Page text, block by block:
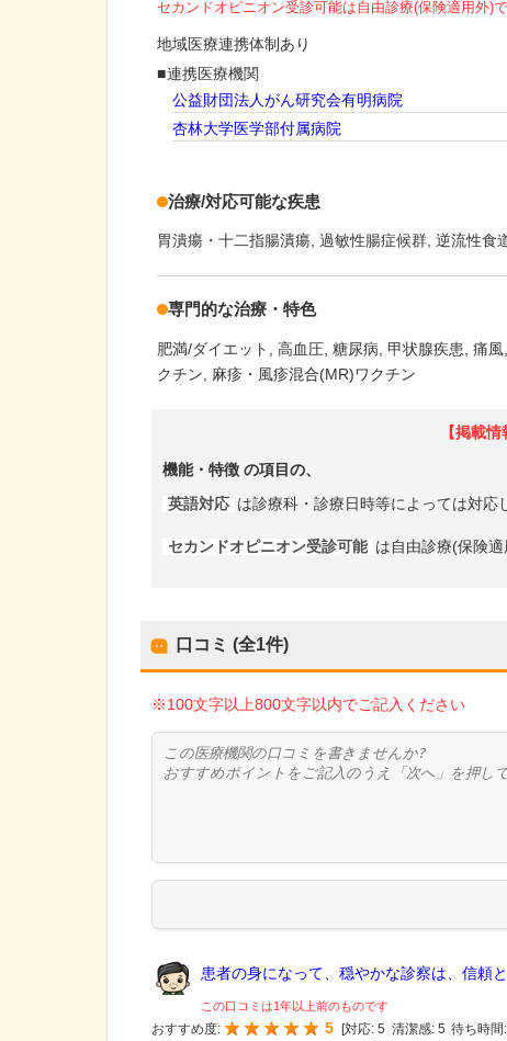
セカンドオピニオン受診可能は自由診療(保険適用外)
地域医療連携体制あり
連携医療機関
公益財団法人がん研究会有明病院
杏林大学医学部付属病院
治療/対応可能な疾患
胃潰瘍・十二指腸潰瘍 過敏性腸症候群 逆流性食
専門的な治療・特色
肥満/ダイエット 高血圧 糖尿病 甲状腺疾患 痛風
クチン
麻疹・風疹混合(MR)ワクチン
【掲載
機能・特徴 の項目の、
英語対応 は診療科・診療日時等によっては対応
セカンドオピニオン受診可能 は自由診療(保険
口コミ (全1件)
※100文字以上800文字以内でご記入ください
患者の身になって、穏やかな診察は、信頼
この口コミは1年以上前のものです
おすすめ度:
5 [対応: 5 清潔感: 5 待ち時間: